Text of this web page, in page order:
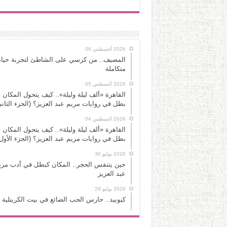
2026 أغسطس 06
المصيف.. من كرسي على الشاطئ لتجربة
متكاملة
2026 أغسطس 05
القاهرة «ألف ليلة وليلة».. كيف يتحول المكان
بطل في روايات مريم عبد العزيز؟ (الجزء
2026 أغسطس 04
القاهرة «ألف ليلة وليلة».. كيف يتحول المكان
بطل في روايات مريم عبد العزيز؟ (الجزء
2026 يوليو 30
حين يتنفس الحجر.. المكان كبطل في أدب
عبد العزيز
2026 يوليو 29
كيوبيد.. حارس الحب الضائع في بيت الكريتلية